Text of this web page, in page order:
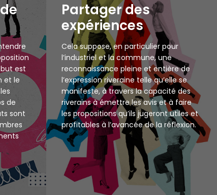
est
et le
de
sont
Partager des
expériences
Cela suppose, en particulier pour
l’industriel et la commune, une
reconnaissance pleine et entière de
l’expression riveraine telle qu’elle se
manifeste, à travers la capacité des
riverains à émettre les avis et à faire
les propositions qu’ils jugeront utiles et
profitables à l’avancée de la réflexion.